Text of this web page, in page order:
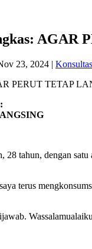
AGAR
23, 2024 |
28 tahun, dengan
terus